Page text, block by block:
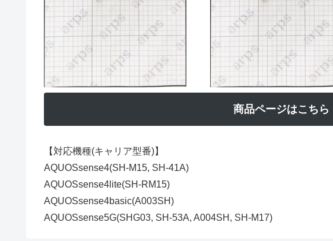
商品ページはこちら
【対応機種(キャリア型番)】
AQUOSsense4(SH-M15, SH-41A)
AQUOSsense4lite(SH-RM15)
AQUOSsense4basic(A003SH)
AQUOSsense5G(SHG03, SH-53A, A004SH, SH-M17)